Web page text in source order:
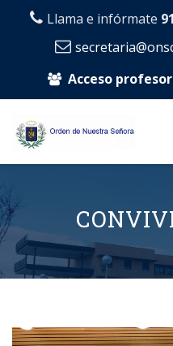
Llama e infórmate
Acceso
content